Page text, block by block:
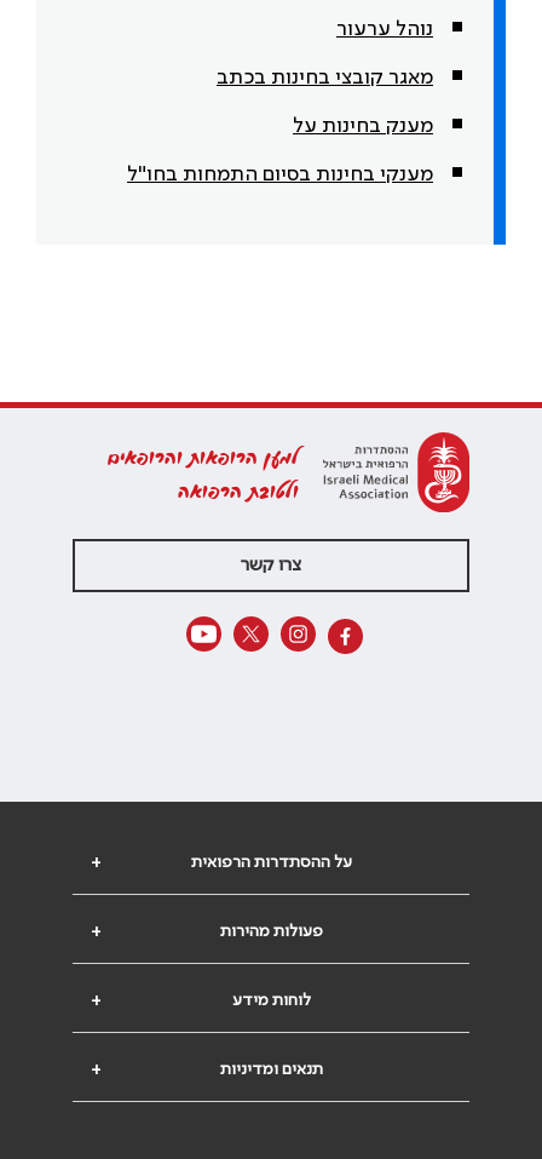
נוהל ערעור
מאגר קובצי בחינות בכתב
מענק בחינות על
מענקי בחינות בסיום התמחות בחו"ל
למען הרופאות והרופאים
ולטובת הרפואה
צרו קשר
+ על ההסתדרות הרפואית
+ פעולות מהירות
+ לוחות מידע
+ תנאים ומדיניות